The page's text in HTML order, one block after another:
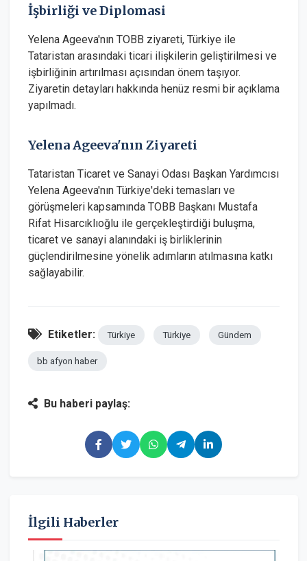
İşbirliği ve Diplomasi
Yelena Ageeva'nın TOBB ziyareti, Türkiye ile
Tataristan arasındaki ticari ilişkilerin geliştirilmesi ve
işbirliğinin artırılması açısından önem taşıyor.
Ziyaretin detayları hakkında henüz resmi bir açıklama
yapılmadı.
Yelena Ageeva'nın Ziyareti
Tataristan Ticaret ve Sanayi Odası Başkan Yardımcısı
Yelena Ageeva'nın Türkiye'deki temasları ve
görüşmeleri kapsamında TOBB Başkanı Mustafa
Rifat Hisarcıklıoğlu ile gerçekleştirdiği buluşma,
ticaret ve sanayi alanındaki iş birliklerinin
güçlendirilmesine yönelik adımların atılmasına katkı
sağlayabilir.
Etiketler: Türkiye Türkiye Gündem
bb afyon haber
Bu haberi paylaş:
İlgili Haberler